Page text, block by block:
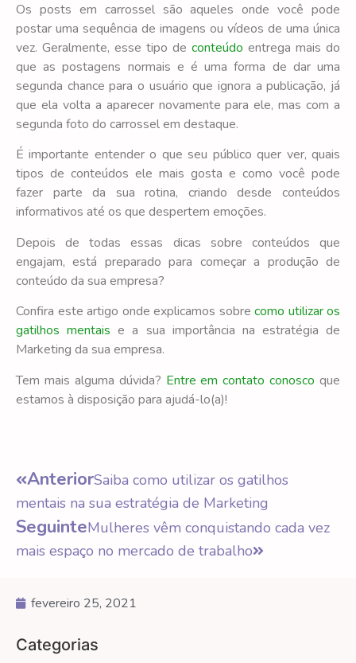
Os posts em carrossel são aqueles onde você pode
postar uma sequência de imagens ou vídeos de uma única
vez. Geralmente, esse tipo de conteúdo entrega mais do
que as postagens normais e é uma forma de dar uma
segunda chance para o usuário que ignora a publicação, já
que ela volta a aparecer novamente para ele, mas com a
segunda foto do carrossel em destaque.
É importante entender o que seu público quer ver, quais
tipos de conteúdos ele mais gosta e como você pode
fazer parte da sua rotina, criando desde conteúdos
informativos até os que despertem emoções.
Depois de todas essas dicas sobre conteúdos que
engajam, está preparado para começar a produção de
conteúdo da sua empresa?
Confira este artigo onde explicamos sobre como utilizar os
gatilhos mentais e a sua importância na estratégia de
Marketing da sua empresa.
Tem mais alguma dúvida? Entre em contato conosco que
estamos à disposição para ajudá-lo(a)!
AnteriorSaiba como utilizar os gatilhos
mentais na sua estratégia de Marketing
SeguinteMulheres vêm conquistando cada vez
mais espaço no mercado de trabalho
fevereiro 25, 2021
Categorias